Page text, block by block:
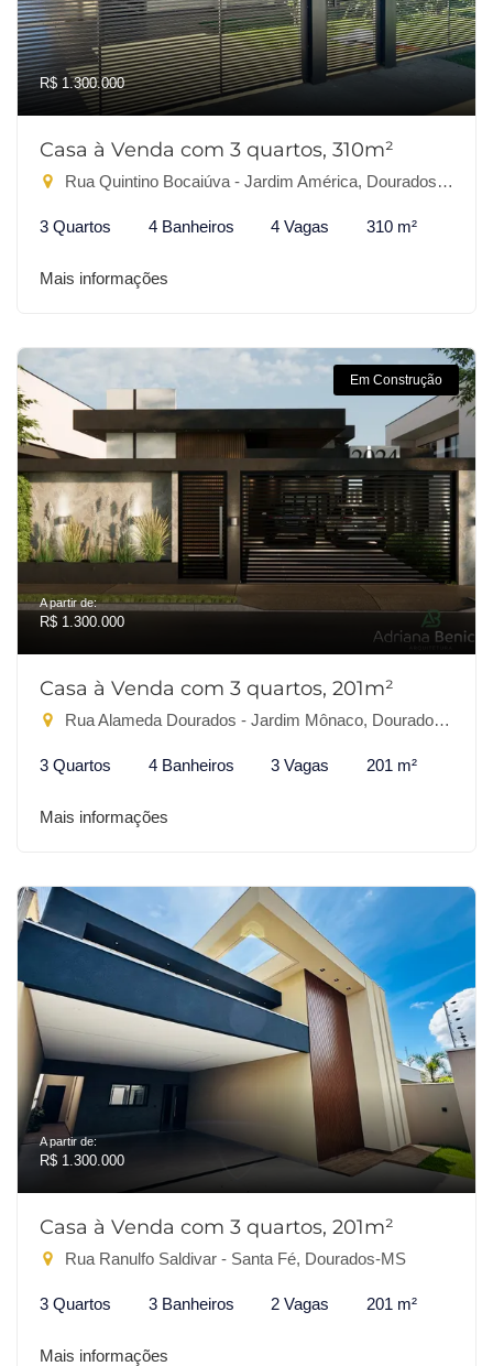
R$ 1.300.000
Casa à Venda com 3 quartos, 310m²
Rua Quintino Bocaiúva - Jardim América, Dourados-MS
3 Quartos 4 Banheiros 4 Vagas 310 m²
Mais informações
Em Construção
A partir de:
R$ 1.300.000
Casa à Venda com 3 quartos, 201m²
Rua Alameda Dourados - Jardim Mônaco, Dourados-MS
3 Quartos 4 Banheiros 3 Vagas 201 m²
Mais informações
A partir de:
R$ 1.300.000
Casa à Venda com 3 quartos, 201m²
Rua Ranulfo Saldivar - Santa Fé, Dourados-MS
3 Quartos 3 Banheiros 2 Vagas 201 m²
Mais informações